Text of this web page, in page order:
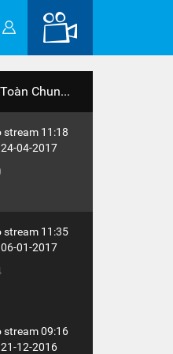
Chun...
stream 11:18
04-2017
stream 11:35
01-2017
stream 09:16
12-2016